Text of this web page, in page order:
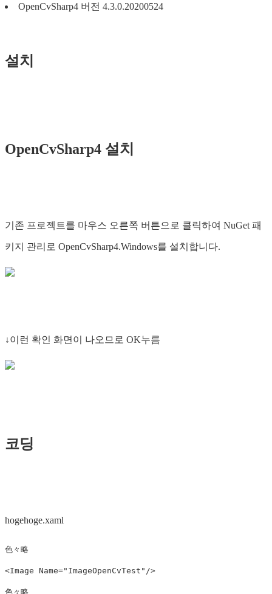
OpenCvSharp4 버전 4.3.0.20200524
설치
OpenCvSharp4 설치
기존 프로젝트를 마우스 오른쪽 버튼으로 클릭하여 NuGet 패
키지 관리로 OpenCvSharp4.Windows를 설치합니다.
↓이런 확인 화면이 나오므로 OK누름
코딩
hogehoge.xaml
色々略
<Image Name="ImageOpenCvTest" />
色々略